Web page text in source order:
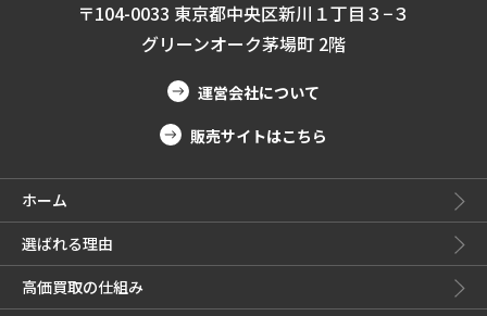
〒104-0033 東京都中央区新川１丁目３−３
グリーンオーク茅場町 2階
運営会社について
販売サイトはこちら
ホーム
選ばれる理由
高価買取の仕組み